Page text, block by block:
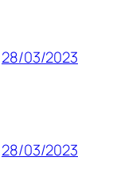
28/03/2023
28/03/2023